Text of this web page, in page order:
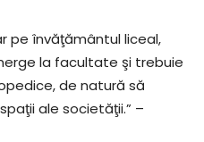
pe învăţământul liceal,
la facultate şi trebuie
de natură să
ale societăţii.” –